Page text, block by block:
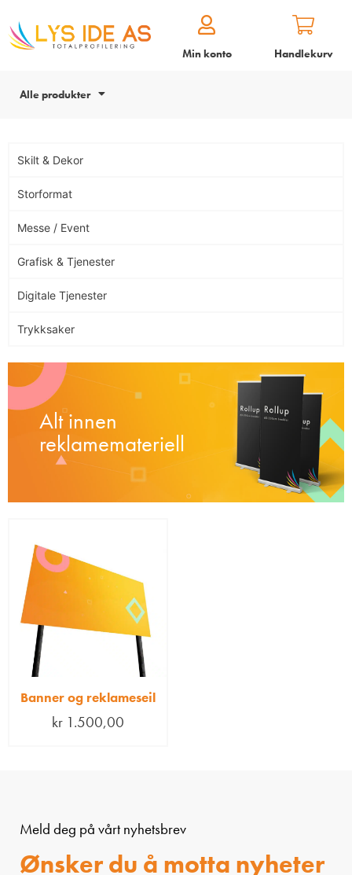
Min konto Handlekurv
Alle produkter
Skilt & Dekor
Storformat
Messe / Event
Grafisk & Tjenester
Digitale Tjenester
Trykksaker
Alt innen
reklamemateriell
Banner og reklameseil
kr 1.500,00
Meld deg på vårt nyhetsbrev
Ønsker du å motta nyheter